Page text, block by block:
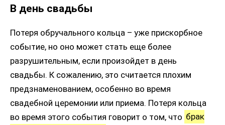
В день свадьбы
Потеря обручального кольца – уже прискорбное
событие, но оно может стать еще более
разрушительным, если произойдет в день
свадьбы. К сожалению, это считается плохим
предзнаменованием, особенно во время
свадебной церемонии или приема. Потеря кольца
во время этого события говорит о том, что брак